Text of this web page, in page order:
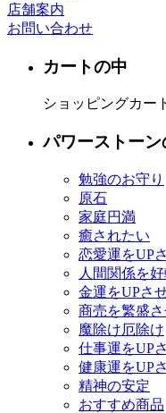
店舗案内
お問い合わせ
カートの中
ショッピングカー
パワーストー
勉強のお守り
原石
家庭円満
癒されたい
恋愛運をUP
人間関係を
金運をUPさ
商売を繁盛
魔除け厄除け
仕事運をUP
健康運をUP
精神の安定
おすすめ商品